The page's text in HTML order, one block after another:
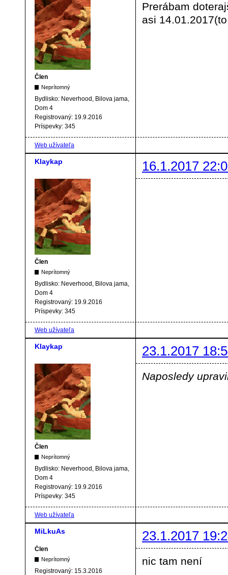
Člen
Neprítomný
Bydlisko: Neverhood, Bilova jama,
Dom 4
Registrovaný: 19.9.2016
Príspevky: 345
Prerábam
asi
Web užívateľa
Klaykap 16.1.2017
Člen
Neprítomný
Bydlisko: Neverhood, Bilova jama,
Dom 4
Registrovaný: 19.9.2016
Príspevky: 345
Web užívateľa
Klaykap 23.1.2017
Člen
Neprítomný
Bydlisko: Neverhood, Bilova jama,
Dom 4
Registrovaný: 19.9.2016
Príspevky: 345
Naposledy
Web užívateľa
MiLkuAs 23.1.2017
Člen
Neprítomný
Registrovaný: 15.3.2016
nic tam není